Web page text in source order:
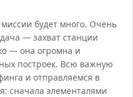
будет много. Очень
— захват станции
— она огромна и
построек. Всю важную
и отправляемся в
сначала элементалями